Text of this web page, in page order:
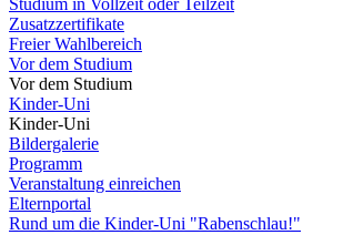
Studium in Vollzeit oder Teilzeit
Zusatzzertifikate
Freier Wahlbereich
Vor dem Studium
Vor dem Studium
Kinder-Uni
Kinder-Uni
Bildergalerie
Programm
Veranstaltung einreichen
Elternportal
Rund um die Kinder-Uni "Rabenschlau!"